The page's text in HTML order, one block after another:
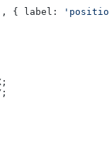
], { label: